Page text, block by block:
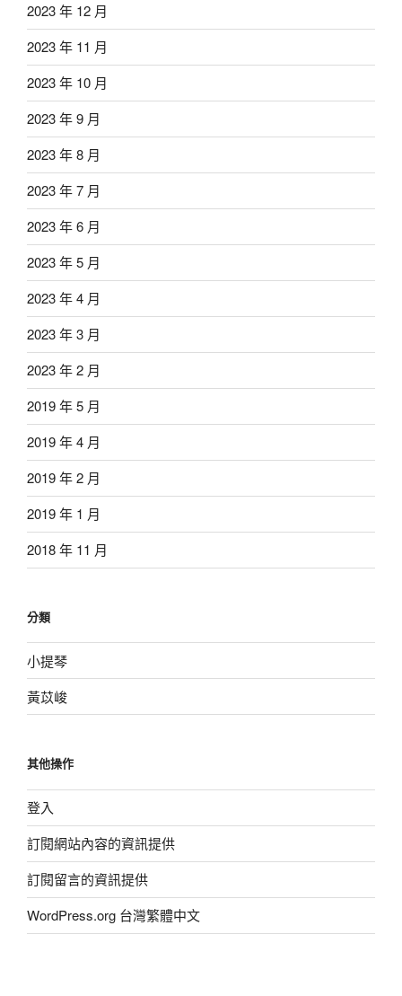
2023 年 12 月
2023 年 11 月
2023 年 10 月
2023 年 9 月
2023 年 8 月
2023 年 7 月
2023 年 6 月
2023 年 5 月
2023 年 4 月
2023 年 3 月
2023 年 2 月
2019 年 5 月
2019 年 4 月
2019 年 2 月
2019 年 1 月
2018 年 11 月
分類
小提琴
黃苡峻
其他操作
登入
訂閱網站內容的資訊提供
訂閱留言的資訊提供
WordPress.org 台灣繁體中文